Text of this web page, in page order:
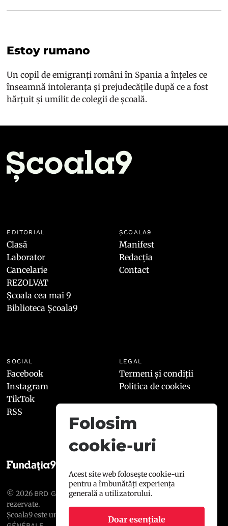
Estoy rumano
Un copil de emigranți români în Spania a înțeles ce
înseamnă intoleranța și prejudecățile după ce a fost
hărțuit și umilit de colegii de școală.
EDITORIAL
Clasă
Laborator
Cancelarie
REZOLVAT
Școala cea mai 9
Biblioteca Școala9
ȘCOALA9
Manifest
Redacția
Contact
SOCIAL
Facebook
Instagram
TikTok
RSS
LEGAL
Termeni și condiții
Politica de cookies
© 2026 BRD GROUPE SOCIÉTÉ GÉNÉRALE
rezervate.
Școala9 este un proiect susținut de
BRD GROUPE SOCIÉTÉ
Folosim
cookie-uri
Acest site web folosește cookie-uri
pentru a îmbunătăți experiența
generală a utilizatorului.
Doar esențiale